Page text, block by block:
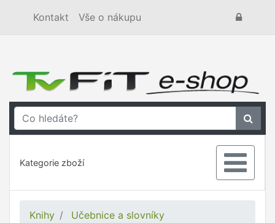
Kontakt Vše o nákupu
Kategorie zboží
Knihy
Učebnice a slovníky